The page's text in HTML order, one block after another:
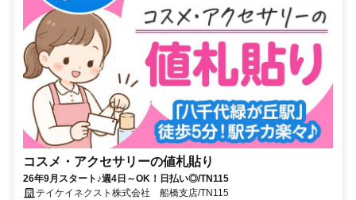
コスメ・アクセサリーの値札貼り
26年9月スタート♪週4日～OK！日払い◎/TN115
テイケイネクスト株式会社 船橋支店/TN115